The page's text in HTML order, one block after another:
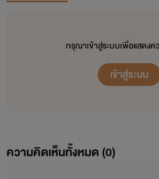
กรุณาเข้าสู่ระบบเพื่อแสดงค
เข้าสู่ระบบ
ความคิดเห็นทั้งหมด (0)